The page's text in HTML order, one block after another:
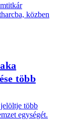
közben
több
több
egységét.